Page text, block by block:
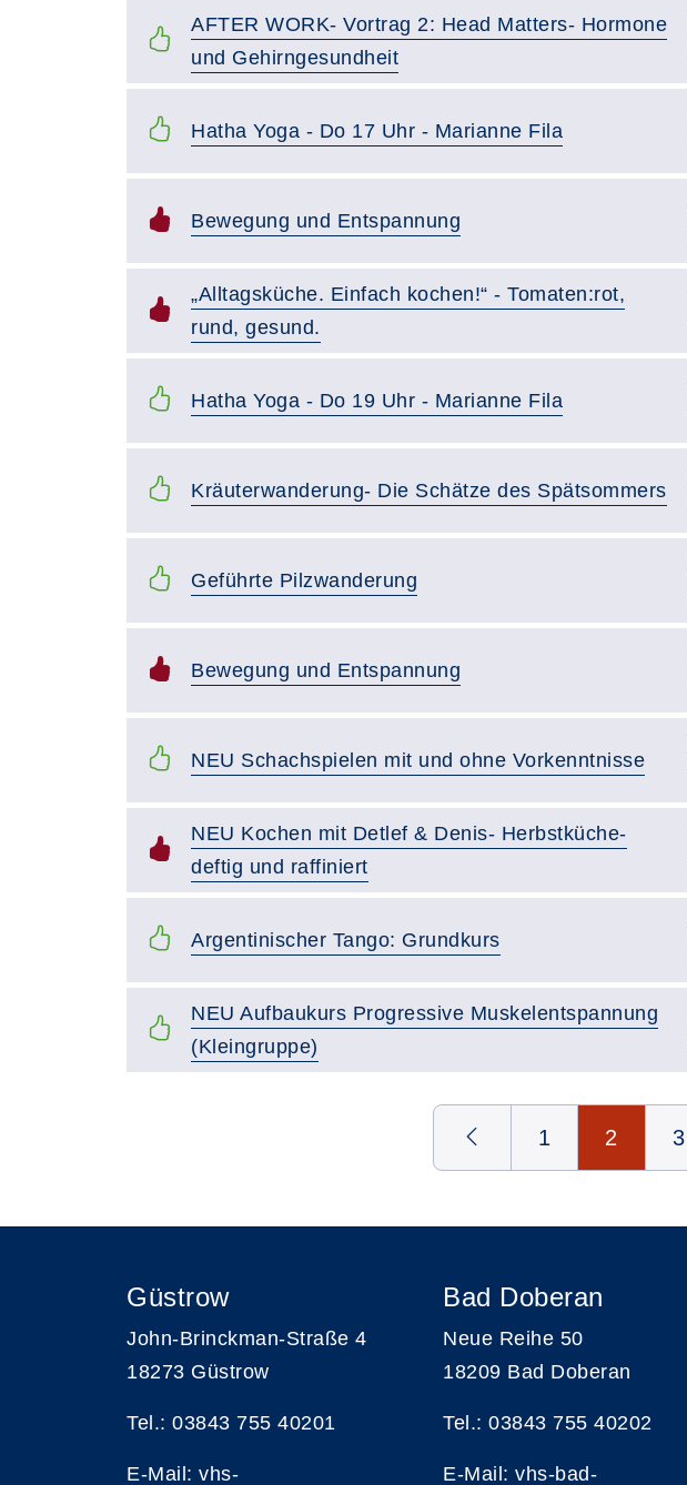
AFTER WORK- Vortrag 2: Head Matters- Hormone
und Gehirngesundheit
Hatha Yoga - Do 17 Uhr - Marianne Fila
Bewegung und Entspannung
„Alltagsküche. Einfach kochen!“ - Tomaten:rot,
rund, gesund.
Hatha Yoga - Do 19 Uhr - Marianne Fila
Kräuterwanderung- Die Schätze des Spätsommers
Geführte Pilzwanderung
Bewegung und Entspannung
NEU Schachspielen mit und ohne Vorkenntnisse
NEU Kochen mit Detlef & Denis- Herbstküche-
deftig und raffiniert
Argentinischer Tango: Grundkurs
NEU Aufbaukurs Progressive Muskelentspannung
(Kleingruppe)
1 2 3
Güstrow
John-Brinckman-Straße 4
18273 Güstrow
Tel.: 03843 755 40201
E-Mail: vhs-
Bad Doberan
Neue Reihe 50
18209 Bad Doberan
Tel.: 03843 755 40202
E-Mail: vhs-bad-